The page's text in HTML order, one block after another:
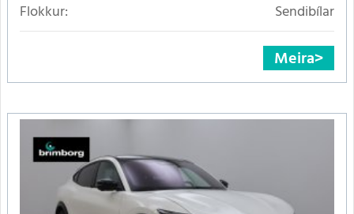
Flokkur:
Sendibílar
Meira